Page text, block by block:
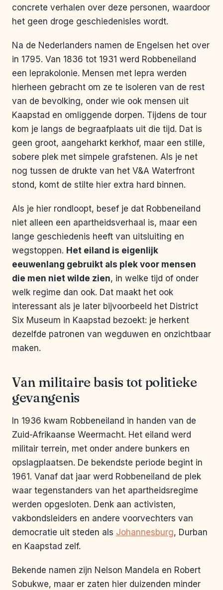
concrete verhalen over deze personen, waardoor
het geen droge geschiedenisles wordt.
Na de Nederlanders namen de Engelsen het over
in 1795. Van 1836 tot 1931 werd Robbeneiland
een leprakolonie. Mensen met lepra werden
hierheen gebracht om ze te isoleren van de rest
van de bevolking, onder wie ook mensen uit
Kaapstad en omliggende dorpen. Tijdens de tour
kom je langs de begraafplaats uit die tijd. Dat is
geen groot, aangeharkt kerkhof, maar een stille,
sobere plek met simpele grafstenen. Als je net
nog tussen de drukte van het V&A Waterfront
stond, komt de stilte hier extra hard binnen.
Als je hier rondloopt, besef je dat Robbeneiland
niet alleen een apartheidsverhaal is, maar een
lange geschiedenis heeft van uitsluiting en
wegstoppen. Het eiland is eigenlijk
eeuwenlang gebruikt als plek voor mensen
die men niet wilde zien, in welke tijd of onder
welk regime dan ook. Dat maakt het ook
interessant als je later bijvoorbeeld het District
Six Museum in Kaapstad bezoekt: je herkent
dezelfde patronen van wegduwen en onzichtbaar
maken.
Van militaire basis tot politieke
gevangenis
In 1936 kwam Robbeneiland in handen van de
Zuid-Afrikaanse Weermacht. Het eiland werd
militair terrein, met onder andere bunkers en
opslagplaatsen. De bekendste periode begint in
1961. Vanaf dat jaar werd Robbeneiland de plek
waar tegenstanders van het apartheidsregime
werden opgesloten. Denk aan activisten,
vakbondsleiders en andere voorvechters van
democratie uit steden als Johannesburg, Durban
en Kaapstad zelf.
Bekende namen zijn Nelson Mandela en Robert
Sobukwe, maar er zaten hier duizenden minder